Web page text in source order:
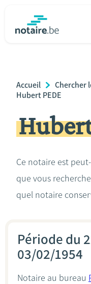
Relations et vivre
Héritage et donations
Le notaire
Accueil
Chercher
Hubert PEDE
Ce notaire est
que vous
quel notaire
Période du
03/02/1954
Notaire au bureau